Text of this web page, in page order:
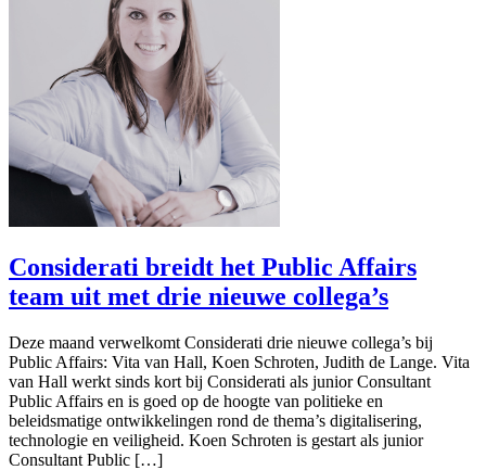
Considerati breidt het Public Affairs
team uit met drie nieuwe collega’s
Deze maand verwelkomt Considerati drie nieuwe collega’s bij
Public Affairs: Vita van Hall, Koen Schroten, Judith de Lange. Vita
van Hall werkt sinds kort bij Considerati als junior Consultant
Public Affairs en is goed op de hoogte van politieke en
beleidsmatige ontwikkelingen rond de thema’s digitalisering,
technologie en veiligheid. Koen Schroten is gestart als junior
Consultant Public […]